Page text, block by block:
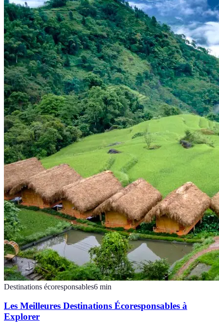
Destinations écoresponsables6 min
Les Meilleures Destinations Écoresponsables à
Explorer